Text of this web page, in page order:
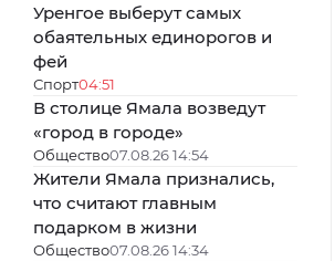
Уренгое выберут самых
обаятельных единорогов и
фей
Спорт04:51
В столице Ямала возведут
«город в городе»
Общество07.08.26 14:54
Жители Ямала признались,
что считают главным
подарком в жизни
Общество07.08.26 14:34